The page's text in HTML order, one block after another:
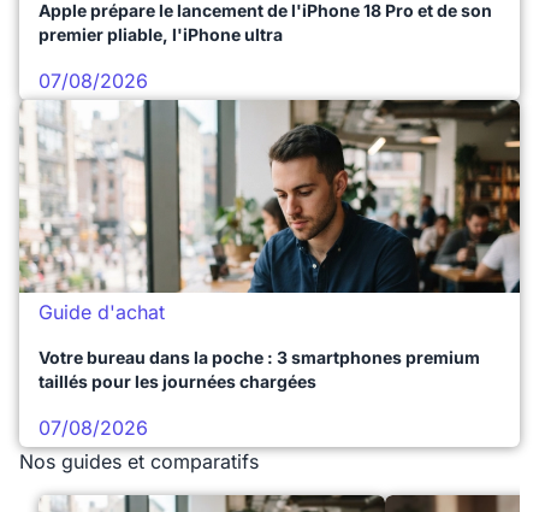
Apple prépare le lancement de l'iPhone 18 Pro et de son
premier pliable, l'iPhone ultra
07/08/2026
Guide d'achat
Votre bureau dans la poche : 3 smartphones premium
taillés pour les journées chargées
07/08/2026
Nos guides et comparatifs